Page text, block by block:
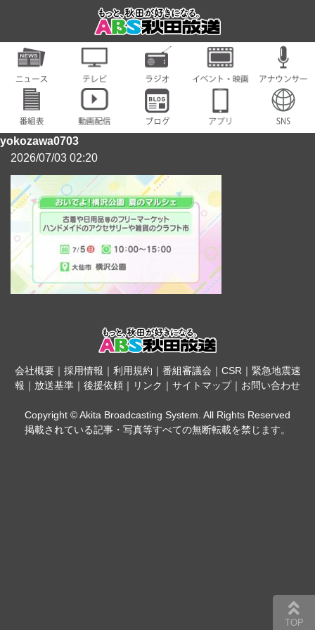
yokozawa0703
2026/07/03 02:20
会社概要｜ 採用情報 ｜ 利用規約 ｜ 番組審議会 ｜ CSR｜ 緊急地震速
報 ｜ 放送基準 ｜ 後援依頼 ｜ リンク ｜ サイトマップ｜ お問い合わせ
Copyright © Akita Broadcasting System. All Rights Reserved
掲載されている記事・写真等すべての無断転載を禁じます。